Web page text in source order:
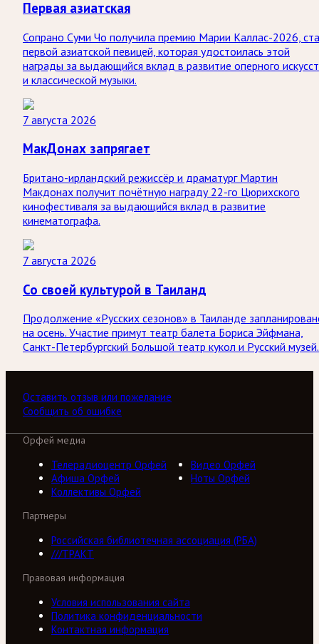
Первая азиатская
Сопрано Суми Чо получила премию Марии Каллас-2026,
первой азиатской певицей, которая удостоилась этой
награды за выдающийся вклад в развитие оперного
и классической музыки.
7 августа 2026
МакДонах запрягает
Британо-ирландский режиссёр и драматург Мартин
Макдонах получит почётную награду 22-го Цюрихского
кинофестиваля за выдающийся вклад в развитие
кинематографа.
7 августа 2026
Со своей культурой в Таиланд
Продолжение «Русских сезонов» в Таиланде
на осень. Участие примут театр балета Бориса Эйфмана,
Санкт-Петербургский Большой театр кукол и Русский музей.
Оставить отзыв или пожелание
Сообщить об ошибке
Орфей медиа
Телерадиоцентр Орфей
Видео Орфей
Афиша Орфей
Ноты Орфей
Коллективы Орфей
Партнеры
Российская библиотечная ассоциация (РБА)
///ТРАКТ
Правовая информация
Условия использования сайта
Политика конфиденциальности
Контактная информация